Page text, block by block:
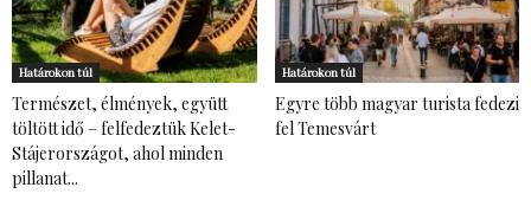
Határokon túl
Természet, élmények, együtt
töltött idő – felfedeztük Kelet-
Stájerországot, ahol minden
pillanat...
Határokon túl
Egyre több magyar turista fedezi
fel Temesvárt